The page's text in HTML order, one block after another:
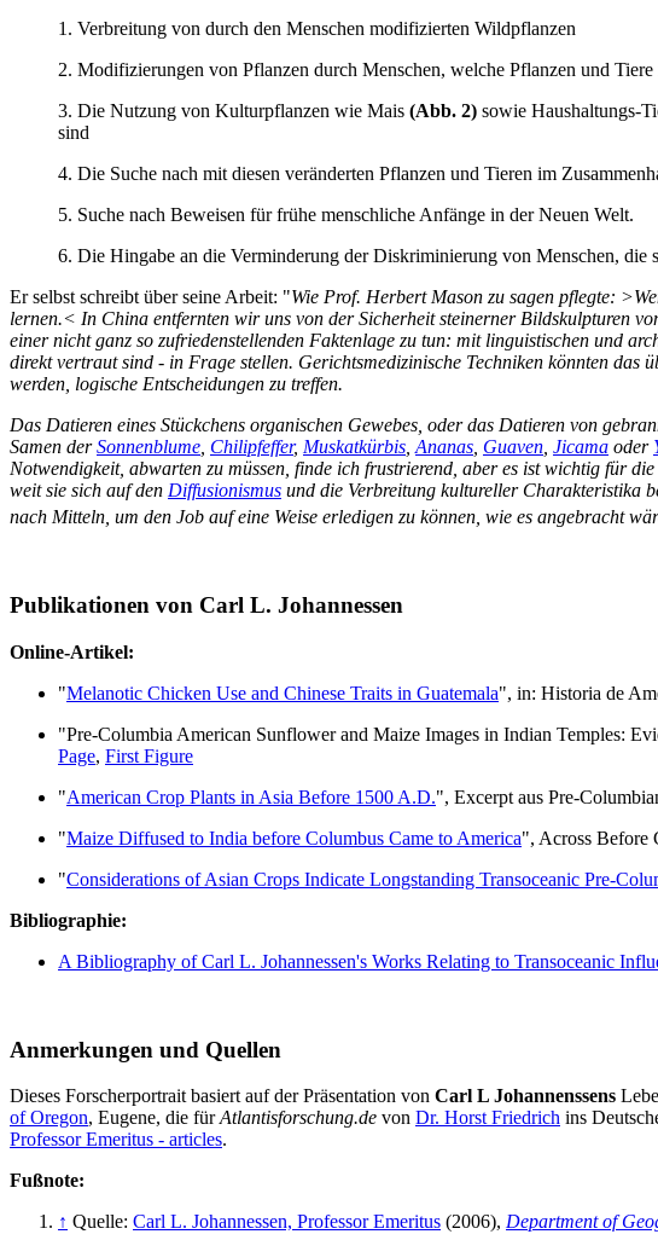
1. Verbreitung von durch den Menschen modifizierten Wildpflanzen
2. Modifizierungen von Pflanzen durch Menschen, welche Pflanzen und
3. Die Nutzung von Kulturpflanzen wie Mais (Abb. 2) sowie Haushaltungs-
sind
4. Die Suche nach mit diesen veränderten Pflanzen und Tieren im
5. Suche nach Beweisen für frühe menschliche Anfänge in der Neuen Welt.
6. Die Hingabe an die Verminderung der Diskriminierung von Menschen, die
Er selbst schreibt über seine Arbeit: "Wie Prof. Herbert Mason zu sagen pflegte:
lernen.< In China entfernten wir uns von der Sicherheit steinerner Bildskulpturen
einer nicht ganz so zufriedenstellenden Faktenlage zu tun: mit linguistischen und
direkt vertraut sind - in Frage stellen. Gerichtsmedizinische Techniken könnten das
werden, logische Entscheidungen zu treffen.
Das Datieren eines Stückchens organischen Gewebes, oder das Datieren von
Samen derSonnenblume Chilipfeffer, Muskatkürbis Ananas Guaven Jicama oder
Notwendigkeit, abwarten zu müssen, finde ich frustrierend, aber es ist wichtig für
weit sie sich auf den Diffusionismus und die Verbreitung kultureller Charakteristika
nach Mitteln, um den Job auf eine Weise erledigen zu können, wie es angebracht
Publikationen von Carl L. Johannessen
Online-Artikel:
"Melanotic Chicken Use and Chinese Traits in Guatemala", in: Historia de
"Pre-Columbia American Sunflower and Maize Images in Indian Temples:
Page, First Figure
"American Crop Plants in Asia Before 1500 A.D.", Excerpt aus Pre-
"Maize Diffused to India before Columbus Came to America", Across Before
"Considerations of Asian Crops Indicate Longstanding Transoceanic Pre-
Bibliographie:
A Bibliography of Carl L. Johannessen's Works Relating to Transoceanic
Anmerkungen und Quellen
Dieses Forscherportrait basiert auf der Präsentation von Carl L Johannenssens
of Oregon, Eugene, die fürAtlantisforschung.de von Dr. Horst Friedrich ins
Professor Emeritus - articles.
Fußnote:
↑ Quelle: Carl L. Johannessen, Professor Emeritus (2006), Department of